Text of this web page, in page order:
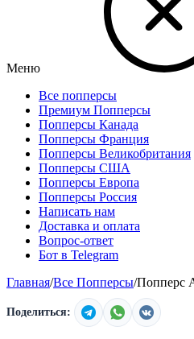
Меню
Все попперсы
Премиум Попперсы
Попперсы Канада
Попперсы Франция
Попперсы Великобритания
Попперсы США
Попперсы Европа
Попперсы Россия
Написать нам
Доставка и оплата
Вопрос-ответ
Бот в Telegram
Главная/Все Попперсы/Попперс
Поделиться: